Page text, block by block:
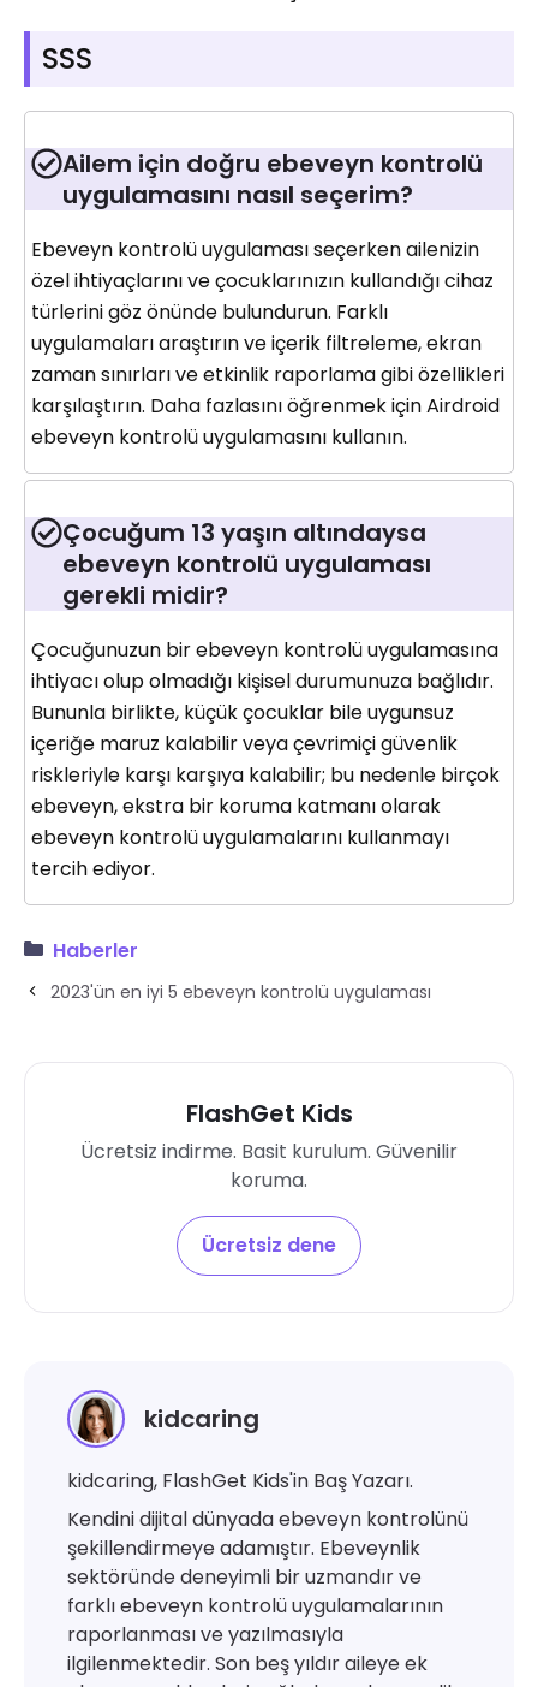
SSS
Ailem için doğru ebeveyn kontrolü
uygulamasını nasıl seçerim?
Ebeveyn kontrolü uygulaması seçerken ailenizin
özel ihtiyaçlarını ve çocuklarınızın kullandığı cihaz
türlerini göz önünde bulundurun. Farklı
uygulamaları araştırın ve içerik filtreleme, ekran
zaman sınırları ve etkinlik raporlama gibi özellikleri
karşılaştırın. Daha fazlasını öğrenmek için Airdroid
ebeveyn kontrolü uygulamasını kullanın.
Çocuğum 13 yaşın altındaysa
ebeveyn kontrolü uygulaması
gerekli midir?
Çocuğunuzun bir ebeveyn kontrolü uygulamasına
ihtiyacı olup olmadığı kişisel durumunuza bağlıdır.
Bununla birlikte, küçük çocuklar bile uygunsuz
içeriğe maruz kalabilir veya çevrimiçi güvenlik
riskleriyle karşı karşıya kalabilir; bu nedenle birçok
ebeveyn, ekstra bir koruma katmanı olarak
ebeveyn kontrolü uygulamalarını kullanmayı
tercih ediyor.
Haberler
2023'ün en iyi 5 ebeveyn kontrolü uygulaması
FlashGet Kids
Ücretsiz indirme. Basit kurulum. Güvenilir
koruma.
Ücretsiz dene
kidcaring
kidcaring, FlashGet Kids'in Baş Yazarı.
Kendini dijital dünyada ebeveyn kontrolünü
şekillendirmeye adamıştır. Ebeveynlik
sektöründe deneyimli bir uzmandır ve
farklı ebeveyn kontrolü uygulamalarının
raporlanması ve yazılmasıyla
ilgilenmektedir. Son beş yıldır aileye ek